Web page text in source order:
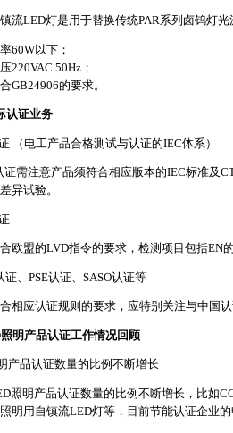
流LED灯是用于替换传统PAR系列卤钨灯
60W以下；
220VAC 50Hz；
GB24906的要求。
认证业务
（电工产品合格测试与认证的IEC体系）
证需注意产品须符合相应版本的IEC标准及
异试验。
欧盟的LVD指令的要求，检测项目包括EN
证、PSE认证、SASO认证等
相应认证规则的要求，应特别关注与中国认
明产品认证工作情况回顾
产品认证数量的比例不断增长
照明产品认证数量的比例不断增长，比如
明用自镇流LED灯等，目前节能认证企业的